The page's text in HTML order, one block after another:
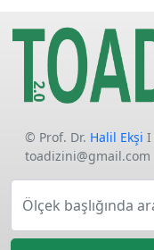
© Prof. Dr. Halil Ekşi I
toadizini@gmail.com
Ölçek başlığında